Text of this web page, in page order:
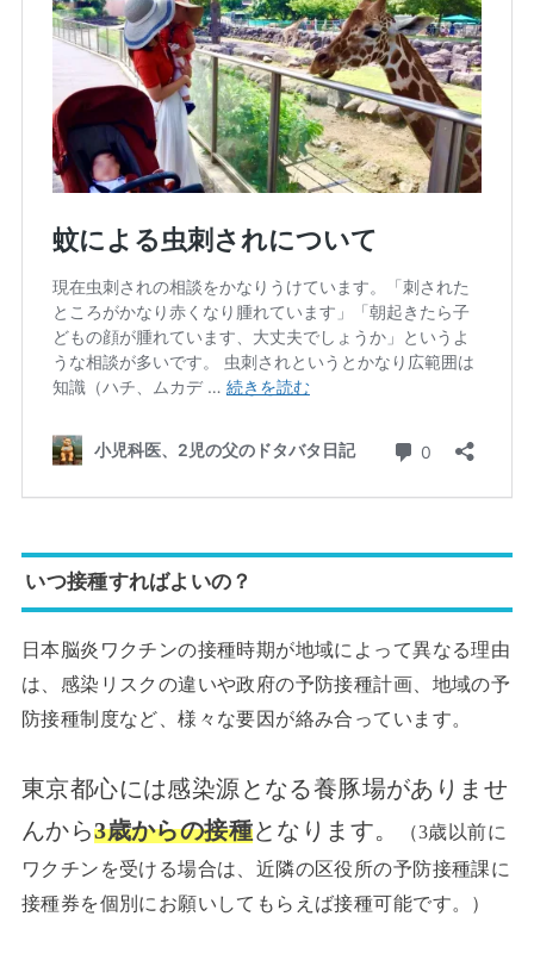
いつ接種すればよいの？
日本脳炎ワクチンの接種時期が地域によって異なる理由
は、感染リスクの違いや政府の予防接種計画、地域の予
防接種制度など、様々な要因が絡み合っています。
東京都心には感染源となる養豚場がありませ
んから3歳からの接種となります。
（3歳以前に
ワクチンを受ける場合は、近隣の区役所の予防接種課に
接種券を個別にお願いしてもらえば接種可能です。）